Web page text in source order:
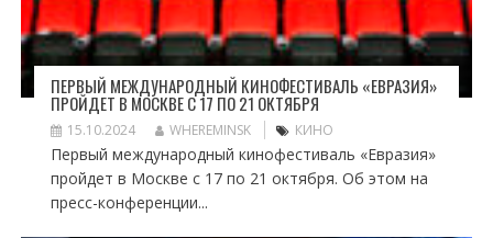
ПЕРВЫЙ МЕЖДУНАРОДНЫЙ КИНОФЕСТИВАЛЬ «ЕВРАЗИЯ»
ПРОЙДЕТ В МОСКВЕ С 17 ПО 21 ОКТЯБРЯ
15.10.2024 WHEREMINSK КИНО
Первый международный кинофестиваль «Евразия»
пройдет в Москве с 17 по 21 октября. Об этом на
пресс-конференции...